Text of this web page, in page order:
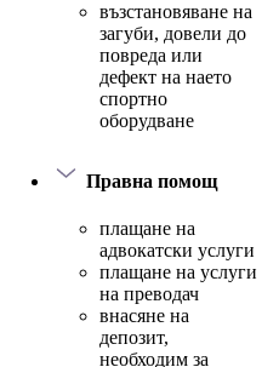
възстановяване на
загуби, довели до
повреда или
дефект на наето
спортно
оборудване
Правна помощ
плащане на
адвокатски услуги
плащане на услуги
на преводач
внасяне на
депозит,
необходим за